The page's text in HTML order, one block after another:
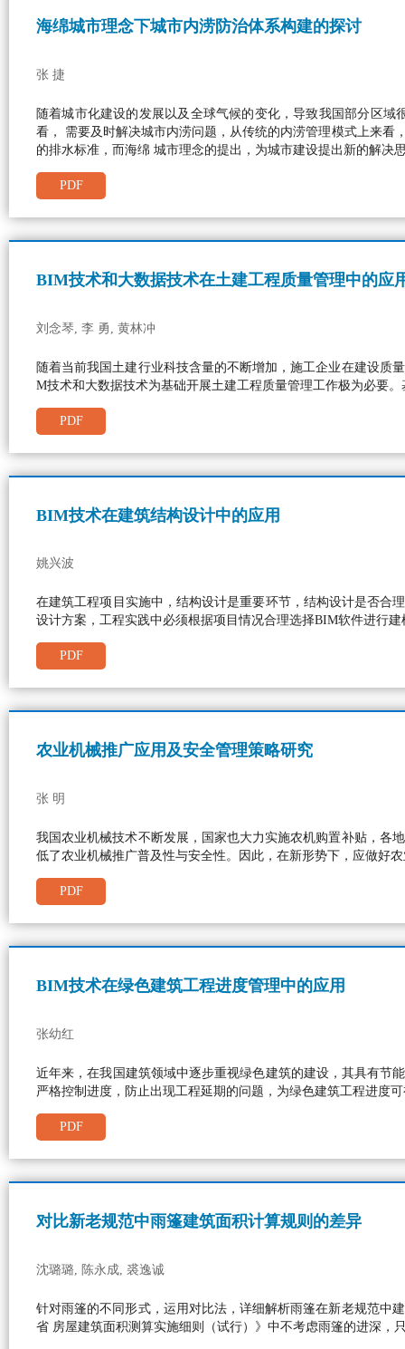
海绵城市理念下城市内涝防治体系构建的探讨
张 捷
随着城市化建设的发展以及全球气候的变化，导致我国部分区
看， 需要及时解决城市内涝问题，从传统的内涝管理模式上来
的排水标准，而海绵 城市理念的提出，为城市建设提出新的解决
PDF
BIM技术和大数据技术在土建工程质量管理中的应
刘念琴, 李 勇, 黄林冲
随着当前我国土建行业科技含量的不断增加，施工企业在建设质
M技术和大数据技术为基础开展土建工程质量管理工作极为必要
PDF
BIM技术在建筑结构设计中的应用
姚兴波
在建筑工程项目实施中，结构设计是重要环节，结构设计是否合
设计方案，工程实践中必须根据项目情况合理选择BIM软件进行
PDF
农业机械推广应用及安全管理策略研究
张 明
我国农业机械技术不断发展，国家也大力实施农机购置补贴，各
低了农业机械推广普及性与安全性。因此，在新形势下，应做好
PDF
BIM技术在绿色建筑工程进度管理中的应用
张幼红
近年来，在我国建筑领域中逐步重视绿色建筑的建设，其具有节
严格控制进度，防止出现工程延期的问题，为绿色建筑工程进度
PDF
对比新老规范中雨篷建筑面积计算规则的差异
沈璐璐, 陈永成, 裘逸诚
针对雨篷的不同形式，运用对比法，详细解析雨篷在新老规范中
省 房屋建筑面积测算实施细则（试行）》中不考虑雨篷的进深，